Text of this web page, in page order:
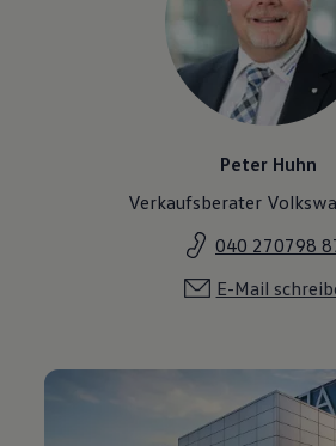
Peter Huhn
Verkaufsberater
040 270798
E-Mail